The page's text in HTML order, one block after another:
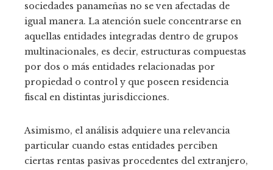
sociedades panameñas no se ven afectadas de
igual manera. La atención suele concentrarse en
aquellas entidades integradas dentro de grupos
multinacionales, es decir, estructuras compuestas
por dos o más entidades relacionadas por
propiedad o control y que poseen residencia
fiscal en distintas jurisdicciones.
Asimismo, el análisis adquiere una relevancia
particular cuando estas entidades perciben
ciertas rentas pasivas procedentes del extranjero,